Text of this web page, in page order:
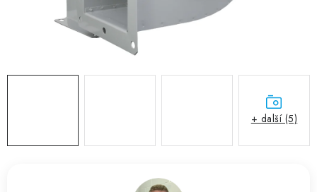
Reference a zkušenosti
+ další (5)